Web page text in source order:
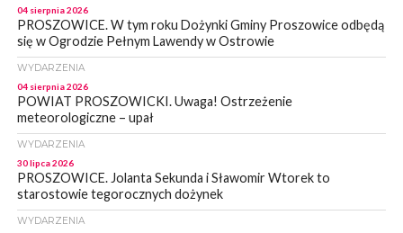
04 sierpnia 2026
PROSZOWICE. W tym roku Dożynki Gminy Proszowice odbędą
się w Ogrodzie Pełnym Lawendy w Ostrowie
WYDARZENIA
04 sierpnia 2026
POWIAT PROSZOWICKI. Uwaga! Ostrzeżenie
meteorologiczne – upał
WYDARZENIA
30 lipca 2026
PROSZOWICE. Jolanta Sekunda i Sławomir Wtorek to
starostowie tegorocznych dożynek
WYDARZENIA